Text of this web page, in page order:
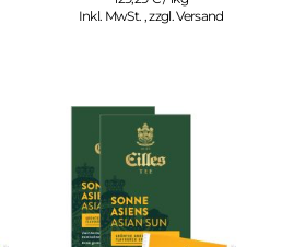
Inkl. MwSt. ,zzgl.Versand